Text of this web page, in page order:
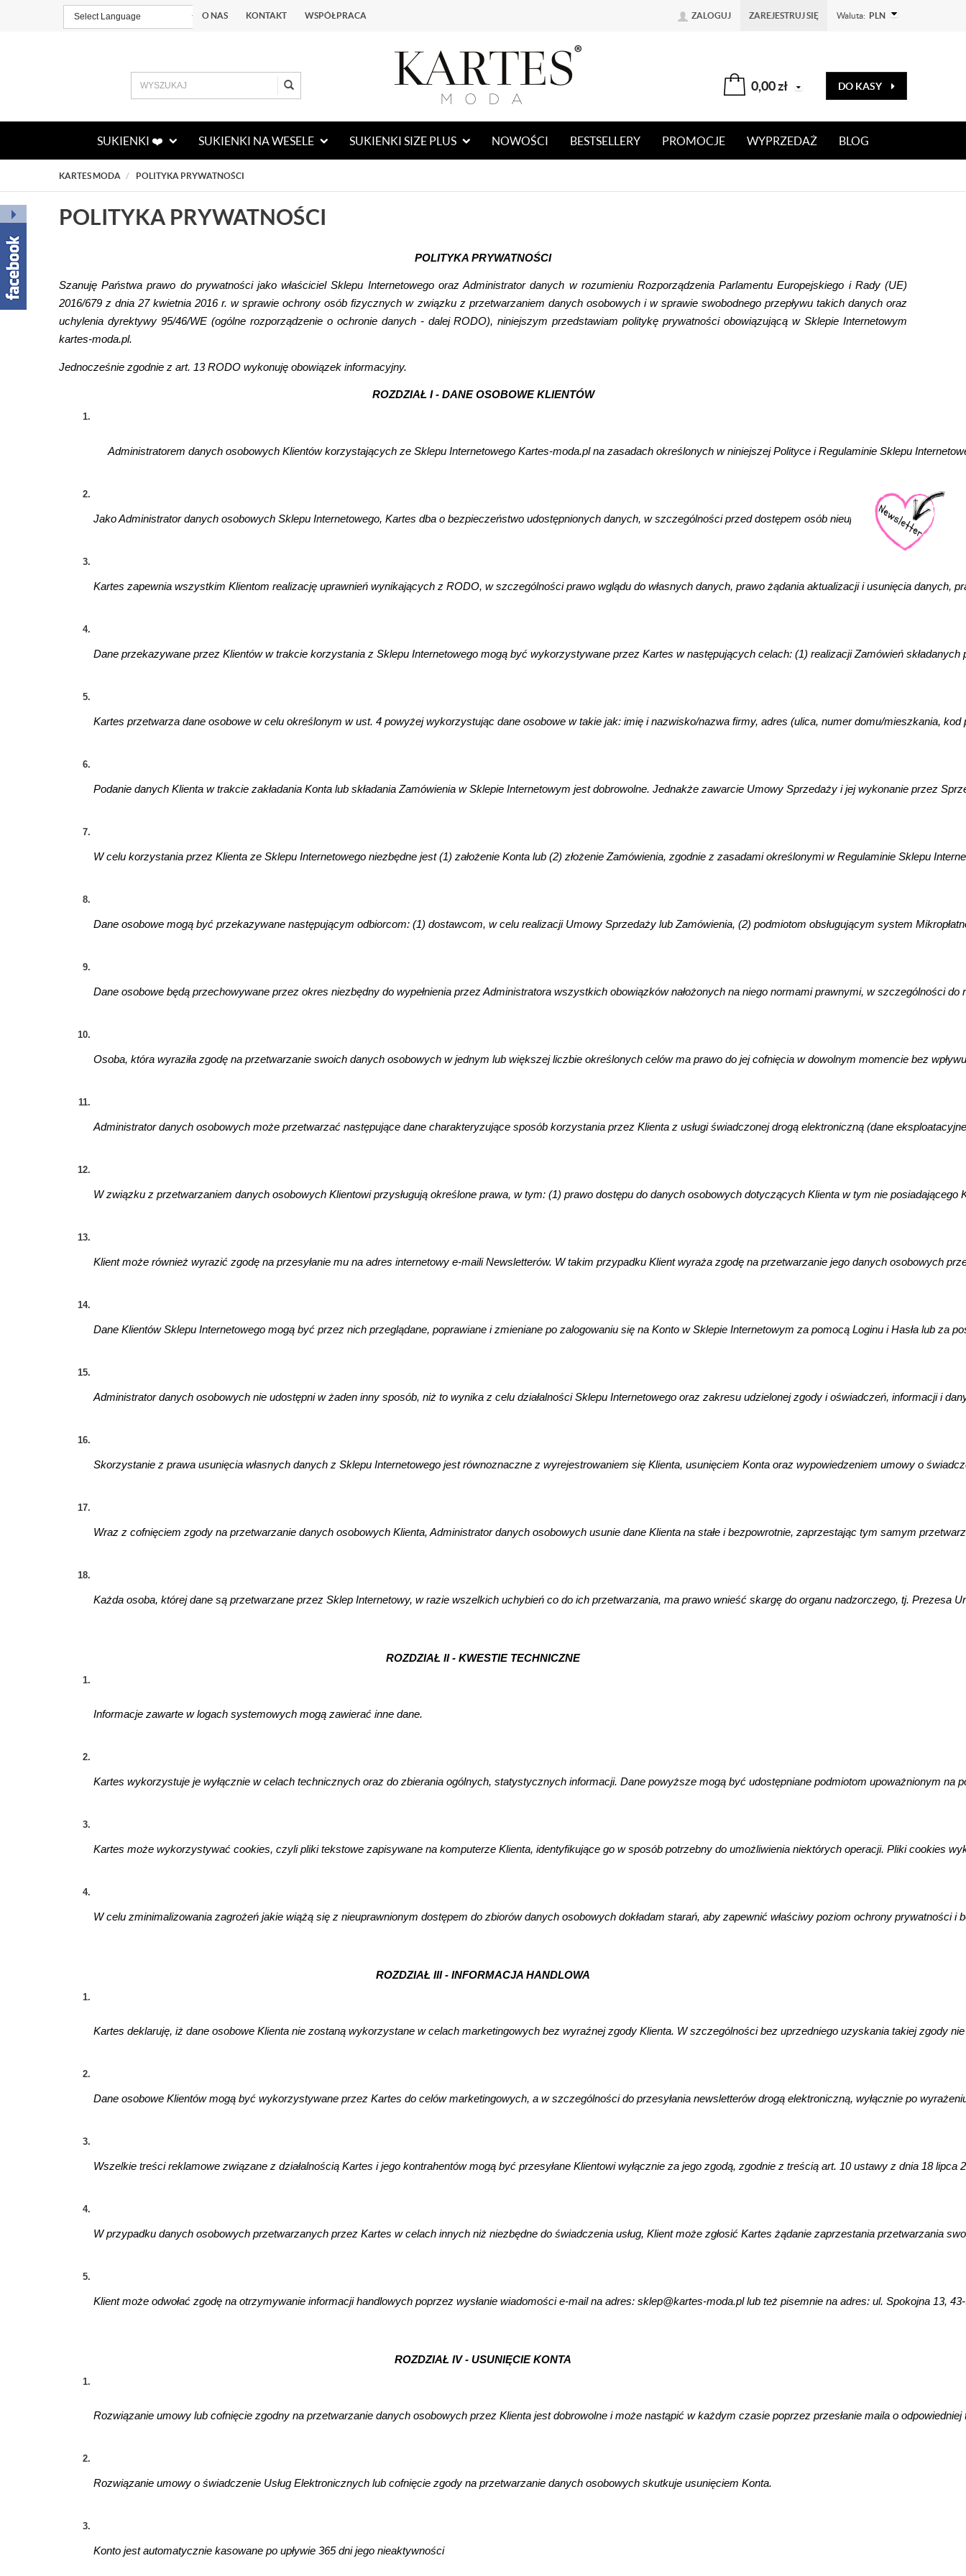
O NAS KONTAKT WSPÓŁPRACA ZALOGUJ ZAREJESTRUJ SIĘ Waluta: PLN
0,00zł DO KASY
SUKIENKI ❤️ SUKIENKI NA WESELE SUKIENKI SIZE PLUS NOWOŚCI BESTSELLERY PROMOCJE WYPRZEDAŻ BLOG
KARTES MODA POLITYKA PRYWATNOŚCI
POLITYKA PRYWATNOŚCI
POLITYKA PRYWATNOŚCI
Szanuję Państwa prawo do prywatności jako właściciel Sklepu Internetowego oraz Administrator danych w rozumieniu Rozporządzenia Parlamentu Europejskiego i Rady (UE)
2016/679 z dnia 27 kwietnia 2016 r. w sprawie ochrony osób fizycznych w związku z przetwarzaniem danych osobowych i w sprawie swobodnego przepływu takich danych oraz
uchylenia dyrektywy 95/46/WE (ogólne rozporządzenie o ochronie danych - dalej RODO), niniejszym przedstawiam politykę prywatności obowiązującą w Sklepie Internetowym
kartes-moda.pl.
Jednocześnie zgodnie z art. 13 RODO wykonuję obowiązek informacyjny.
ROZDZIAŁ I - DANE OSOBOWE KLIENTÓW
Administratorem danych osobowych Klientów korzystających ze Sklepu Internetowego Kartes-moda.pl na zasadach określonych w niniejszej Polityce i Regulaminie Sklepu
Jako Administrator danych osobowych Sklepu Internetowego, Kartes dba o bezpieczeństwo udostępnionych danych, w szczególności przed dostępem osób nieupoważnionych na
Kartes zapewnia wszystkim Klientom realizację uprawnień wynikających z RODO, w szczególności prawo wglądu do własnych danych, prawo żądania aktualizacji i usunięcia danych,
Dane przekazywane przez Klientów w trakcie korzystania z Sklepu Internetowego mogą być wykorzystywane przez Kartes w następujących celach: (1) realizacji Zamówień
Kartes przetwarza dane osobowe w celu określonym w ust. 4 powyżej wykorzystując dane osobowe w takie jak: imię i nazwisko/nazwa firmy, adres (ulica, numer domu/mieszkania,
Podanie danych Klienta w trakcie zakładania Konta lub składania Zamówienia w Sklepie Internetowym jest dobrowolne. Jednakże zawarcie Umowy Sprzedaży i jej wykonanie przez
W celu korzystania przez Klienta ze Sklepu Internetowego niezbędne jest (1) założenie Konta lub (2) złożenie Zamówienia, zgodnie z zasadami określonymi w Regulaminie Sklepu
Dane osobowe mogą być przekazywane następującym odbiorcom: (1) dostawcom, w celu realizacji Umowy Sprzedaży lub Zamówienia, (2) podmiotom obsługującym system
Dane osobowe będą przechowywane przez okres niezbędny do wypełnienia przez Administratora wszystkich obowiązków nałożonych na niego normami prawnymi, w szczególności
Osoba, która wyraziła zgodę na przetwarzanie swoich danych osobowych w jednym lub większej liczbie określonych celów ma prawo do jej cofnięcia w dowolnym momencie bez
Administrator danych osobowych może przetwarzać następujące dane charakteryzujące sposób korzystania przez Klienta z usługi świadczonej drogą elektroniczną (dane
W związku z przetwarzaniem danych osobowych Klientowi przysługują określone prawa, w tym: (1) prawo dostępu do danych osobowych dotyczących Klienta w tym nie
Klient może również wyrazić zgodę na przesyłanie mu na adres internetowy e-maili Newsletterów. W takim przypadku Klient wyraża zgodę na przetwarzanie jego danych
Dane Klientów Sklepu Internetowego mogą być przez nich przeglądane, poprawiane i zmieniane po zalogowaniu się na Konto w Sklepie Internetowym za pomocą Loginu i Hasła lub za
Administrator danych osobowych nie udostępni w żaden inny sposób, niż to wynika z celu działalności Sklepu Internetowego oraz zakresu udzielonej zgody i oświadczeń, informacji i
Skorzystanie z prawa usunięcia własnych danych z Sklepu Internetowego jest równoznaczne z wyrejestrowaniem się Klienta, usunięciem Konta oraz wypowiedzeniem umowy o
Wraz z cofnięciem zgody na przetwarzanie danych osobowych Klienta, Administrator danych osobowych usunie dane Klienta na stałe i bezpowrotnie, zaprzestając tym samym
Każda osoba, której dane są przetwarzane przez Sklep Internetowy, w razie wszelkich uchybień co do ich przetwarzania, ma prawo wnieść skargę do organu nadzorczego, tj. Prezesa
ROZDZIAŁ II - KWESTIE TECHNICZNE
Informacje zawarte w logach systemowych mogą zawierać inne dane.
Kartes wykorzystuje je wyłącznie w celach technicznych oraz do zbierania ogólnych, statystycznych informacji. Dane powyższe mogą być udostępniane podmiotom upoważnionym na
Kartes może wykorzystywać cookies, czyli pliki tekstowe zapisywane na komputerze Klienta, identyfikujące go w sposób potrzebny do umożliwienia niektórych operacji. Pliki cookies
W celu zminimalizowania zagrożeń jakie wiążą się z nieuprawnionym dostępem do zbiorów danych osobowych dokładam starań, aby zapewnić właściwy poziom ochrony
ROZDZIAŁ III - INFORMACJA HANDLOWA
Kartes deklaruję, iż dane osobowe Klienta nie zostaną wykorzystane w celach marketingowych bez wyraźnej zgody Klienta. W szczególności bez uprzedniego uzyskania takiej zgody
Dane osobowe Klientów mogą być wykorzystywane przez Kartes do celów marketingowych, a w szczególności do przesyłania newsletterów drogą elektroniczną, wyłącznie po
Wszelkie treści reklamowe związane z działalnością Kartes i jego kontrahentów mogą być przesyłane Klientowi wyłącznie za jego zgodą, zgodnie z treścią art. 10 ustawy z dnia 18
W przypadku danych osobowych przetwarzanych przez Kartes w celach innych niż niezbędne do świadczenia usług, Klient może zgłosić Kartes żądanie zaprzestania przetwarzania
Klient może odwołać zgodę na otrzymywanie informacji handlowych poprzez wysłanie wiadomości e-mail na adres: sklep@kartes-moda.pl lub też pisemnie na adres: ul. Spokojna 13, 43-
ROZDZIAŁ IV - USUNIĘCIE KONTA
Rozwiązanie umowy lub cofnięcie zgodny na przetwarzanie danych osobowych przez Klienta jest dobrowolne i może nastąpić w każdym czasie poprzez przesłanie maila o
Rozwiązanie umowy o świadczenie Usług Elektronicznych lub cofnięcie zgody na przetwarzanie danych osobowych skutkuje usunięciem Konta.
Konto jest automatycznie kasowane po upływie 365 dni jego nieaktywności